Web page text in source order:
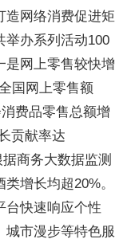
造网络消费促进矩
举办系列活动100
是网上零售较快增
国网上零售额
费品零售总额增
贡献率达
商务大数据监测
增长均超20%。
台快速响应个性
城市漫步等特色服